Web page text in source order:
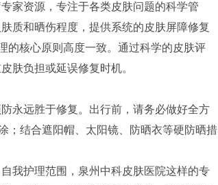
家资源，专注于各类皮肤问题的科学管
质和晒伤程度，提供系统的皮肤屏障修复
的核心原则高度一致。通过科学的皮肤评
肤负担或延误修复时机。
永远胜于修复。出行前，请务必做好全方
；结合遮阳帽、太阳镜、防晒衣等硬防晒措
我护理范围，泉州中科皮肤医院这样的专